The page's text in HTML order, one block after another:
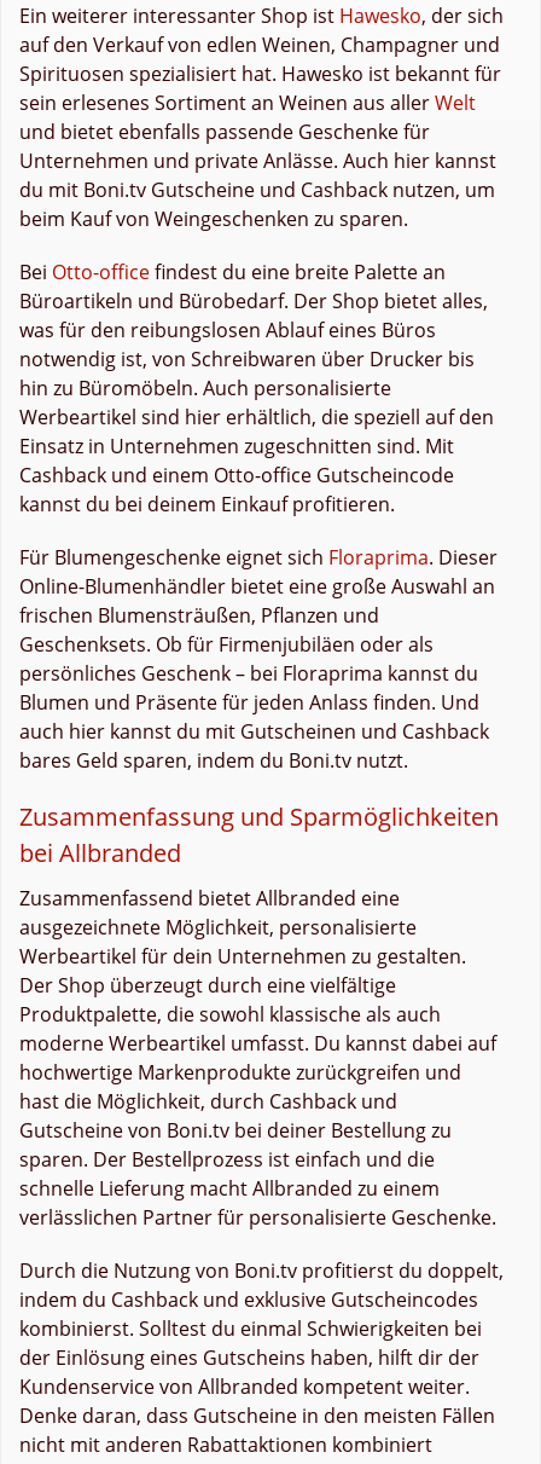
Ein weiterer interessanter Shop ist Hawesko, der sich
auf den Verkauf von edlen Weinen, Champagner und
Spirituosen spezialisiert hat. Hawesko ist bekannt für
sein erlesenes Sortiment an Weinen aus allerWelt
und bietet ebenfalls passende Geschenke für
Unternehmen und private Anlässe. Auch hier kannst
du mit Boni.tv Gutscheine und Cashback nutzen, um
beim Kauf von Weingeschenken zu sparen.
Bei Otto-officefindest du eine breite Palette an
Büroartikeln und Bürobedarf. Der Shop bietet alles,
was für den reibungslosen Ablauf eines Büros
notwendig ist, von Schreibwaren über Drucker bis
hin zu Büromöbeln. Auch personalisierte
Werbeartikel sind hier erhältlich, die speziell auf den
Einsatz in Unternehmen zugeschnitten sind. Mit
Cashback und einem Otto-office Gutscheincode
kannst du bei deinem Einkauf profitieren.
Für Blumengeschenke eignet sich Floraprima. Dieser
Online-Blumenhändler bietet eine große Auswahl an
frischen Blumensträußen, Pflanzen und
Geschenksets. Ob für Firmenjubiläen oder als
persönliches Geschenk – bei Floraprima kannst du
Blumen und Präsente für jeden Anlass finden. Und
auch hier kannst du mit Gutscheinen und Cashback
bares Geld sparen, indem du Boni.tv nutzt.
Zusammenfassung und Sparmöglichkeiten
bei Allbranded
Zusammenfassend bietet Allbranded eine
ausgezeichnete Möglichkeit, personalisierte
Werbeartikel für dein Unternehmen zu gestalten.
Der Shop überzeugt durch eine vielfältige
Produktpalette, die sowohl klassische als auch
moderne Werbeartikel umfasst. Du kannst dabei auf
hochwertige Markenprodukte zurückgreifen und
hast die Möglichkeit, durch Cashback und
Gutscheine von Boni.tv bei deiner Bestellung zu
sparen. Der Bestellprozess ist einfach und die
schnelle Lieferung macht Allbranded zu einem
verlässlichen Partner für personalisierte Geschenke.
Durch die Nutzung von Boni.tv profitierst du doppelt,
indem du Cashback und exklusive Gutscheincodes
kombinierst. Solltest du einmal Schwierigkeiten bei
der Einlösung eines Gutscheins haben, hilft dir der
Kundenservice von Allbranded kompetent weiter.
Denke daran, dass Gutscheine in den meisten Fällen
nicht mit anderen Rabattaktionen kombiniert